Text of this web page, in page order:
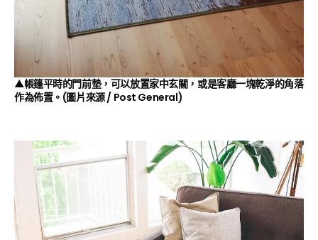
▲帳篷平時的門前墊，可以放置家中玄關，或是客廳一塊乾淨的角落
作為佈置。(圖片來源 / Post General)